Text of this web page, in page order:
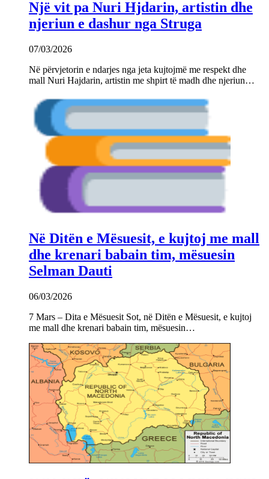
Një vit pa Nuri Hjdarin, artistin dhe
njeriun e dashur nga Struga
07/03/2026
Në përvjetorin e ndarjes nga jeta kujtojmë me respekt dhe
mall Nuri Hajdarin, artistin me shpirt të madh dhe njeriun…
Në Ditën e Mësuesit, e kujtoj me mall
dhe krenari babain tim, mësuesin
Selman Dauti
06/03/2026
7 Mars – Dita e Mësuesit Sot, në Ditën e Mësuesit, e kujtoj
me mall dhe krenari babain tim, mësuesin…